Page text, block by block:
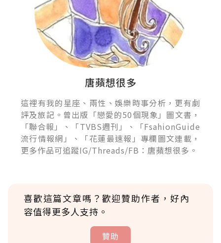
唐蘋想很多
這裡有我的星座、兩性、娛樂時事分析，更有劇
評及旅記。曾出版「戀愛的50個現象」圖文書，
「聯合報」、「TVBS週刊」、「FsahionGuide
流行情報網」、「花蓮最速報」專欄圖文連載，
更多作品可追蹤IG/Threads/FB：唐蘋想很多。
喜歡這篇文章嗎？歡迎贊助作者，好內
容值得更多人支持。
贊助